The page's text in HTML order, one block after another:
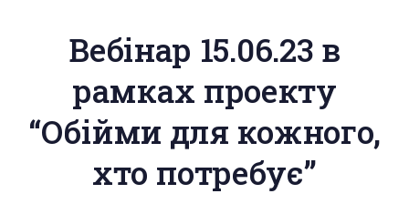
Вебінар 15.06.23 в
рамках проекту
“Обійми для кожного,
хто потребує”